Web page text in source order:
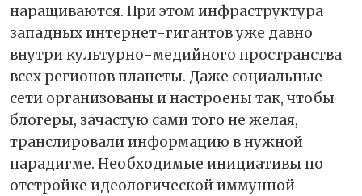
наращиваются. При этом инфраструктура
западных интернет-гигантов уже давно
внутри культурно-медийного пространства
всех регионов планеты. Даже социальные
сети организованы и настроены так, чтобы
блогеры, зачастую сами того не желая,
транслировали информацию в нужной
парадигме. Необходимые инициативы по
отстройке идеологической иммунной